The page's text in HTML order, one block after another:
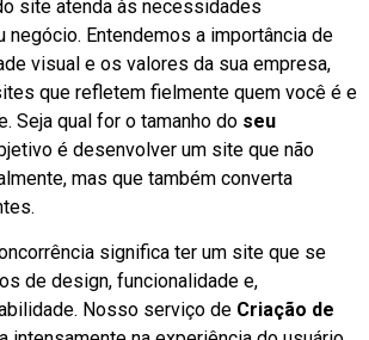
site atenda às necessidades
Entendemos a importância de
visual e os valores da sua empresa,
que refletem fielmente quem você é e
Seja qual for o tamanho do seu
é desenvolver um site que não
mas que também converta
significa ter um site que se
de design, funcionalidade e,
Nosso serviço de Criação de